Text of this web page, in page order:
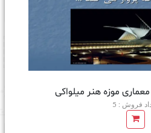
موزه هنر ميلواكی
فروش : 5